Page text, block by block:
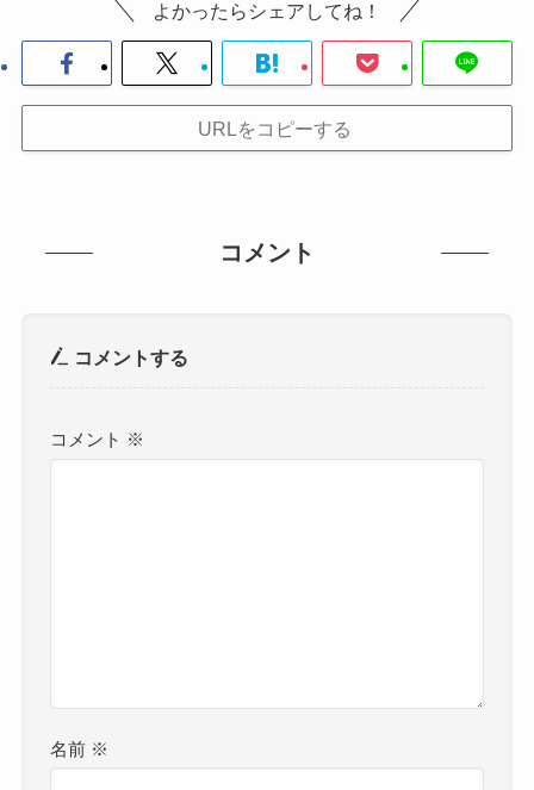
よかったらシェアしてね！
URLをコピーする
コメント
コメントする
コメント ※
名前 ※